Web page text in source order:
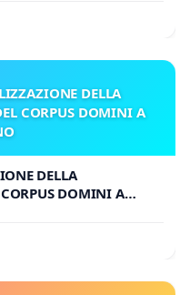
DELLA
CORPUS DOMINI A
DELLA
CORPUS DOMINI A